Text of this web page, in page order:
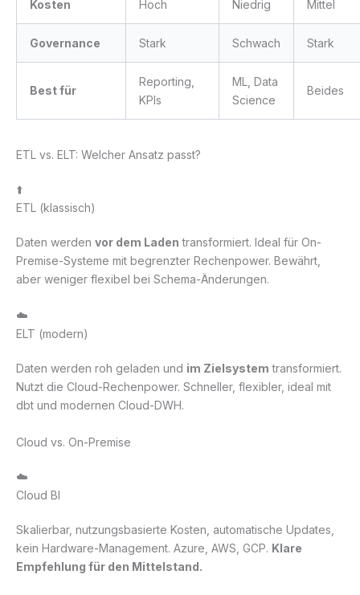
Kosten Hoch Niedrig Mittel
Governance Stark Schwach Stark
Best für
Reporting,
KPIs
ML, Data
Science
Beides
ETL vs. ELT: Welcher Ansatz passt?
⬆️
ETL (klassisch)
Daten werden vor dem Laden transformiert. Ideal für On-
Premise-Systeme mit begrenzter Rechenpower. Bewährt,
aber weniger flexibel bei Schema-Änderungen.
☁️
ELT (modern)
Daten werden roh geladen und im Zielsystem transformiert.
Nutzt die Cloud-Rechenpower. Schneller, flexibler, ideal mit
dbt und modernen Cloud-DWH.
Cloud vs. On-Premise
☁️
Cloud BI
Skalierbar, nutzungsbasierte Kosten, automatische Updates,
kein Hardware-Management. Azure, AWS, GCP. Klare
Empfehlung für den Mittelstand.